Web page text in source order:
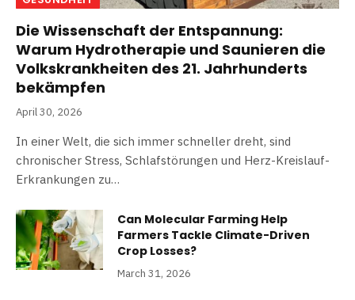
Die Wissenschaft der Entspannung:
Warum Hydrotherapie und Saunieren die
Volkskrankheiten des 21. Jahrhunderts
bekämpfen
April 30, 2026
In einer Welt, die sich immer schneller dreht, sind
chronischer Stress, Schlafstörungen und Herz-Kreislauf-
Erkrankungen zu…
Can Molecular Farming Help
Farmers Tackle Climate-Driven
Crop Losses?
March 31, 2026